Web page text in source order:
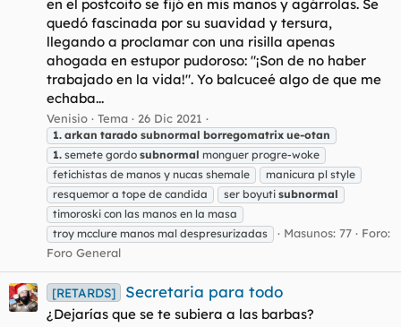
en el postcoito se fijó en mis manos y agárrolas. Se
quedó fascinada por su suavidad y tersura,
llegando a proclamar con una risilla apenas
ahogada en estupor pudoroso: "¡Son de no haber
trabajado en la vida!". Yo balcuceé algo de que me
echaba...
Venisio Tema 26 Dic 2021
1. arkan tarado subnormal borregomatrix ue-otan
1. semete gordo subnormal monguer progre-woke
fetichistas de manos y nucas shemale
manicura pl style
resquemor a tope de candida
ser boyuti subnormal
timoroski con las manos en la masa
troy mcclure manos mal despresurizadas
Masunos: 77
Foro:
Foro General
[RETARDS] Secretaria para todo
¿Dejarías que se te subiera a las barbas?